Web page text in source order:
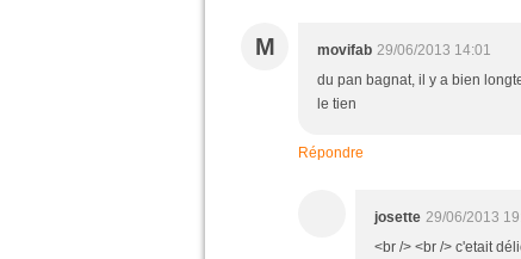
M movifab 29/06/2013 14:01
du pan bagnat, il y a bien
le tien
Répondre
josette 29/06/2013
<br /> <br /> c'etait